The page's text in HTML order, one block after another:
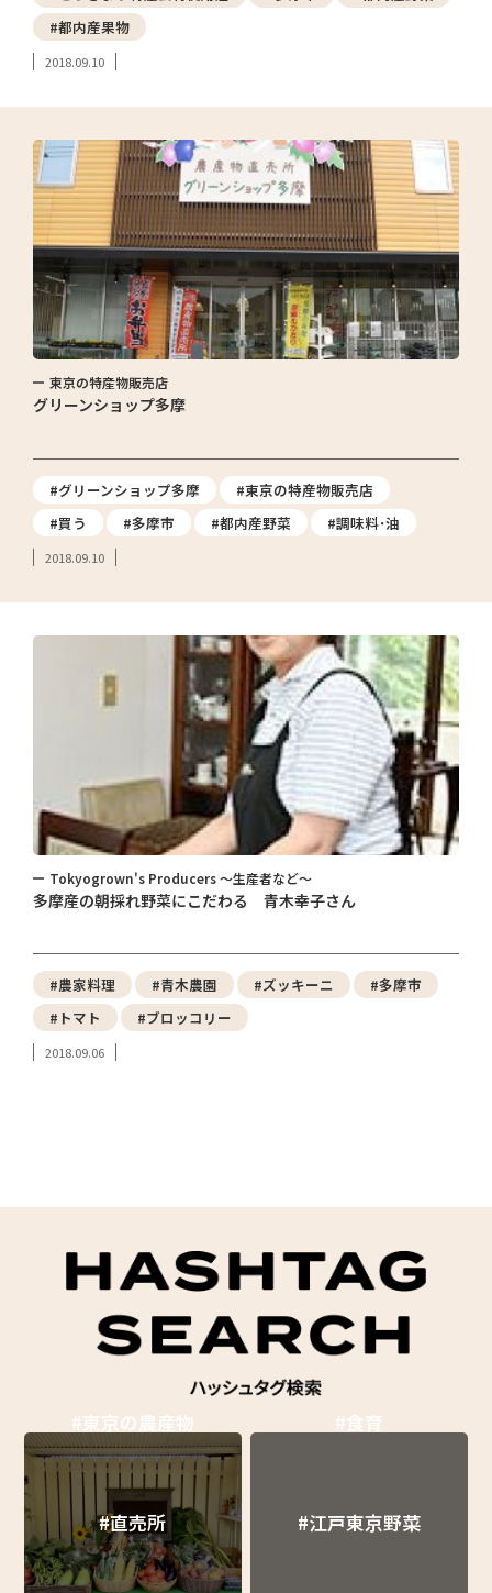
#都内産果物
2018.09.10
東京の特産物販売店
グリーンショップ多摩
#グリーンショップ多摩
#東京の特産物販売店
#買う
#多摩市 #都内産野菜 #調味料･油
2018.09.10
Tokyogrown's Producers ～生産者など～
多摩産の朝採れ野菜にこだわる 青木幸子さん
#農家料理 #青木農園 #ズッキーニ
#多摩市
#トマト
#ブロッコリー
2018.09.06
#東京の農産物 #食育
#直売所 #江戸東京野菜